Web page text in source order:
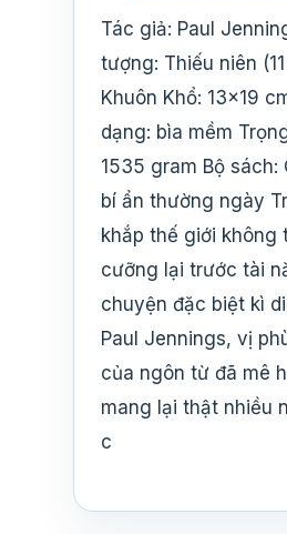
Tác giả: Paul
tượng: Thiếu niên (11
Khuôn Khổ: 13×19
dạng: bìa mềm
1535 gram Bộ sách:
bí ẩn thường ngày
khắp thế giới không
cưỡng lại trước tài
chuyện đặc biệt kì
Paul Jennings, vị
của ngôn từ đã mê
mang lại thật nhiều
c